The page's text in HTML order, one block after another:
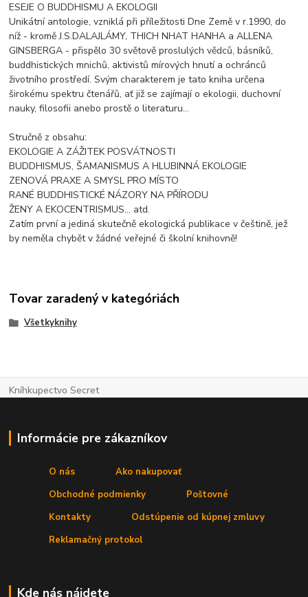
ESEJE O BUDDHISMU A EKOLOGII
Unikátní antologie, vzniklá při příležitosti Dne Země v r.1990, do
níž - kromě J.S.DALAJLÁMY, THICH NHAT HANHA a ALLENA
GINSBERGA - přispělo 30 světově proslulých vědců, básníků,
buddhistických mnichů, aktivistů mírových hnutí a ochránců
životního prostředí. Svým charakterem je tato kniha určena
širokému spektru čtenářů, ať již se zajímají o ekologii, duchovní
nauky, filosofii anebo prostě o literaturu...
Stručně z obsahu:
EKOLOGIE A ZÁŽITEK POSVÁTNOSTI
BUDDHISMUS, ŠAMANISMUS A HLUBINNÁ EKOLOGIE
ZENOVÁ PRAXE A SMYSL PRO MÍSTO
RANÉ BUDDHISTICKÉ NÁZORY NA PŘÍRODU
ŽENY A EKOCENTRISMUS... atd.
Zatím první a jediná skutečně ekologická publikace v češtině, jež
by neměla chybět v žádné veřejné či školní knihovně!
Tovar zaradený v kategóriách
Všetkyknihy
Kníhkupectvo Secret
Informácie pre zákazníkov
O nás
Ako nakupovať
Obchodné podmienky
Poštovné
Kontakty
Odstúpenie od kúpnej zmluvy
Reklamačný protokol
Kde nás nájdete